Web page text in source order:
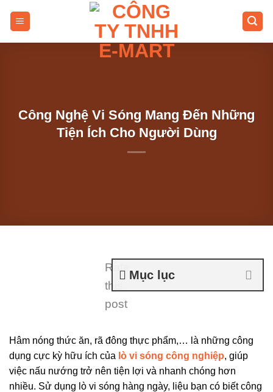
Công Nghệ Vi Sóng Mang Đến Những
Tiện Ích Cho Người Dùng
Mục lục
Rate
this
post
Hâm nóng thức ăn, rã đông thực phẩm,… là những công
dụng cực kỳ hữu ích của lò vi sóng công nghiệp, giúp
việc nấu nướng trở nên tiện lợi và nhanh chóng hơn
nhiều. Sử dụng lò vi sóng hàng ngày, liệu bạn có biết công